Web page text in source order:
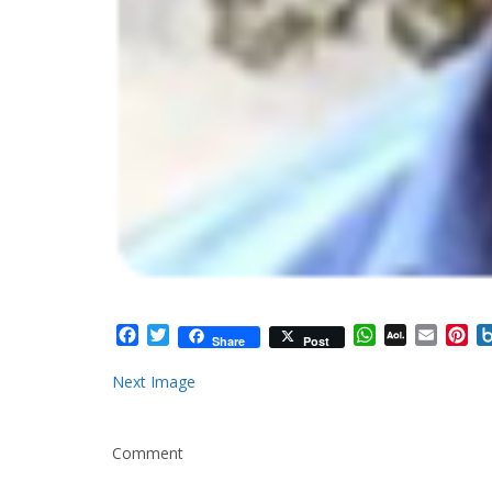
Facebook
TwitterShare Post WhatsApp
AOL Email
Next Image
Comment